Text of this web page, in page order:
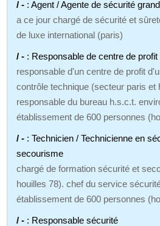
/ - : Agent / Agente de sécurité
a ce jour chargé de sécurité et
de luxe international (paris)
/ - : Responsable de centre de profit
responsable d'un centre de profit
contrôle technique (secteur paris et
responsable du bureau h.s.c.t.
établissement de 600 personnes
/ - : Technicien / Technicienne en
secourisme
chargé de formation sécurité et
houilles 78). chef du service
établissement de 600 personnes
/ - : Responsable sécurité